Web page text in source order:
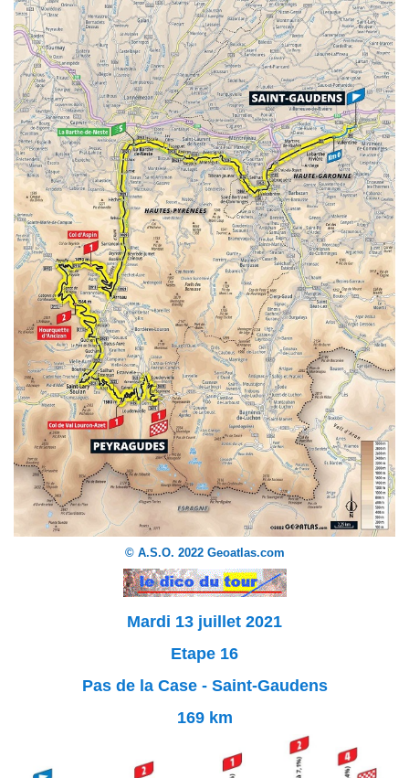
© A.S.O. 2022 Geoatlas.com
Mardi 13 juillet 2021
Etape 16
Pas de la Case - Saint-Gaudens
169 km